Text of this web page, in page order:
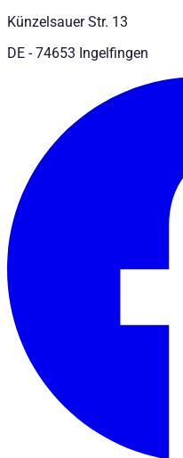
Künzelsauer Str. 13
DE - 74653 Ingelfingen